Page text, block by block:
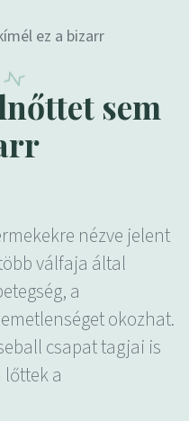
ez a bizarr
sem
nézve jelent
válfaja által
a
okozhat.
csapat tagjai is
a